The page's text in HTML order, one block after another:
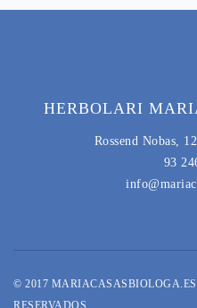
HERBOLARI
Rossend Nobas,
93
© 2017 MARIACASASBIOLOGA.ES
RESERVADOS.